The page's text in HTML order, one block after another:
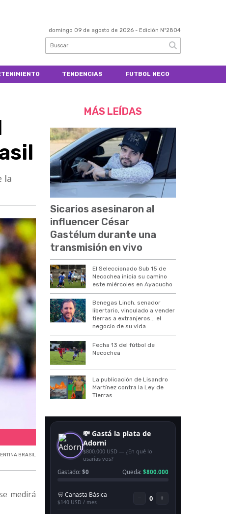
domingo 09 de agosto de 2026 - Edición Nº2804
TENDENCIAS FUTBOL NECO
la
Argentina vs. Brasil.
BRASIL
medirá
MÁS LEÍDAS
Sicarios asesinaron al
influencer César
Gastélum durante una
transmisión en vivo
El Seleccionado Sub 15 de
Necochea inicia su camino
este miércoles en Ayacucho
Benegas Linch, senador
libertario, vinculado a vender
tierras a extranjeros... el
negocio de su vida
Fecha 13 del fútbol de
Necochea
La publicación de Lisandro
Martínez contra la Ley de
Tierras